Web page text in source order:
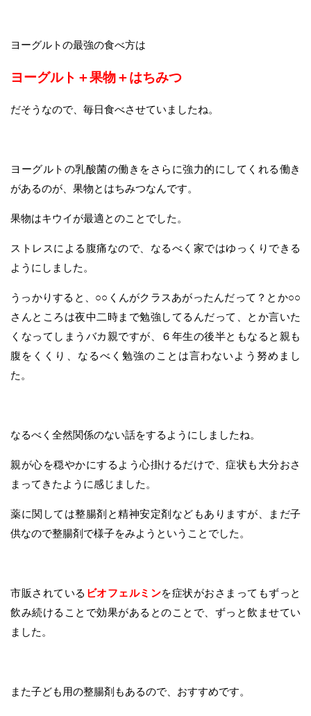
ヨーグルトの最強の食べ方は
ヨーグルト＋果物＋はちみつ
だそうなので、毎日食べさせていましたね。
ヨーグルトの乳酸菌の働きをさらに強力的にしてくれる働き
があるのが、果物とはちみつなんです。
果物はキウイが最適とのことでした。
ストレスによる腹痛なので、なるべく家ではゆっくりできる
ようにしました。
うっかりすると、○○くんがクラスあがったんだって？とか○○
さんところは夜中二時まで勉強してるんだって、とか言いた
くなってしまうバカ親ですが、６年生の後半ともなると親も
腹をくくり、なるべく勉強のことは言わないよう努めまし
た。
なるべく全然関係のない話をするようにしましたね。
親が心を穏やかにするよう心掛けるだけで、症状も大分おさ
まってきたように感じました。
薬に関しては整腸剤と精神安定剤などもありますが、まだ子
供なので整腸剤で様子をみようということでした。
市販されている ビオフェルミンを症状がおさまってもずっと
飲み続けることで効果があるとのことで、ずっと飲ませてい
ました。
また子ども用の整腸剤もあるので、おすすめです。